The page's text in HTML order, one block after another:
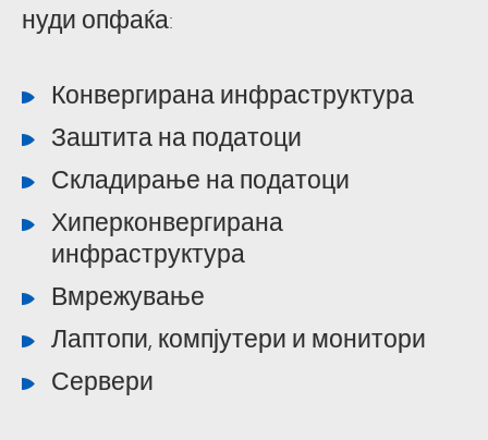
LINKEDIN
нуди опфаќа:
Конвергирана инфраструктура
Заштита на податоци
Складирање на податоци
Хиперконвергирана
инфраструктура
Вмрежување
Лаптопи, компјутери и монитори
Сервери